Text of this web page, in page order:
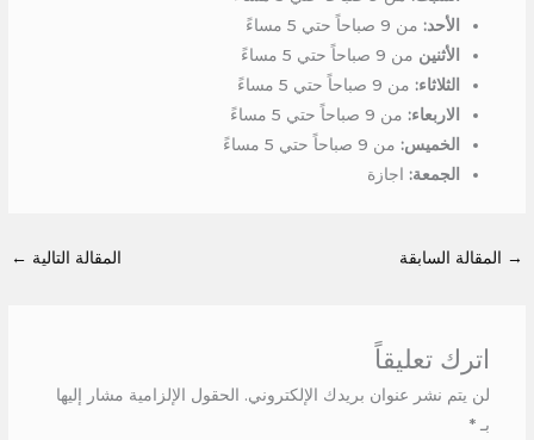
الأحد: من 9 صباحاً حتي 5 مساءً
الأثنين من 9 صباحاً حتي 5 مساءً
الثلاثاء: من 9 صباحاً حتي 5 مساءً
الاربعاء: من 9 صباحاً حتي 5 مساءً
الخميس: من 9 صباحاً حتي 5 مساءً
الجمعة: اجازة
→ المقالة السابقة المقالة التالية ←
اترك تعليقاً
لن يتم نشر عنوان بريدك الإلكتروني. الحقول الإلزامية مشار إليها
بـ *